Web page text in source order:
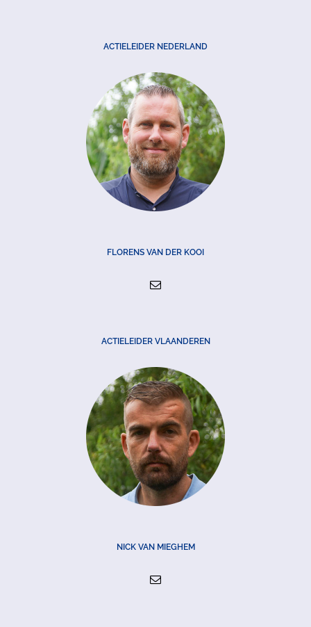
ACTIELEIDER NEDERLAND
FLORENS VAN DER KOOI
ACTIELEIDER VLAANDEREN
NICK VAN MIEGHEM